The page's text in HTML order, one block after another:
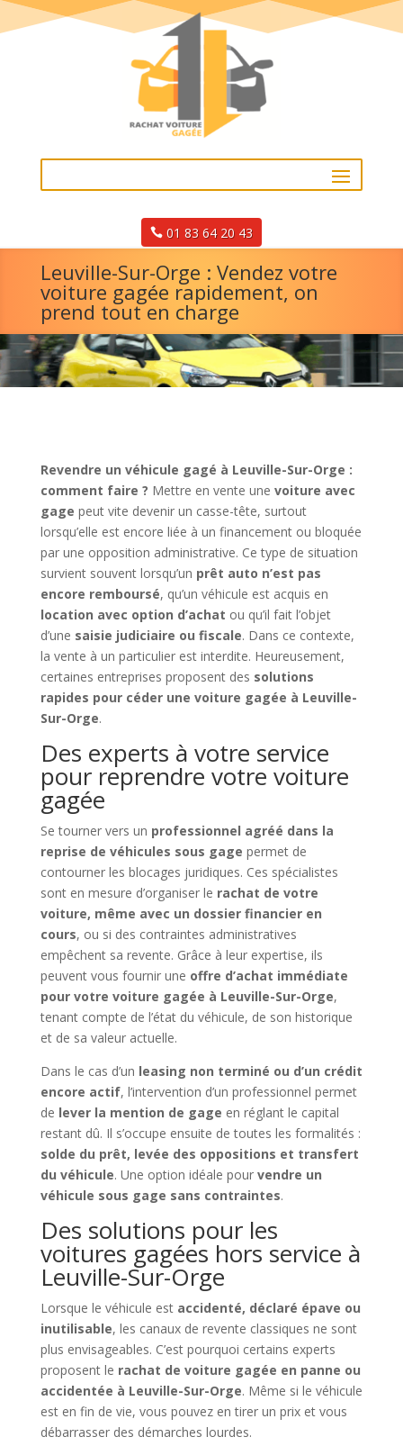
01 83 64 20 43
Leuville-Sur-Orge : Vendez votre
voiture gagée rapidement, on
prend tout en charge
Revendre un véhicule gagé à Leuville-Sur-Orge :
comment faire ? Mettre en vente une voiture avec
gage peut vite devenir un casse-tête, surtout
lorsqu’elle est encore liée à un financement ou bloquée
par une opposition administrative. Ce type de situation
survient souvent lorsqu’un prêt auto n’est pas
encore remboursé, qu’un véhicule est acquis en
location avec option d’achat ou qu’il fait l’objet
d’une saisie judiciaire ou fiscale. Dans ce contexte,
la vente à un particulier est interdite. Heureusement,
certaines entreprises proposent des solutions
rapides pour céder une voiture gagée à Leuville-
Sur-Orge.
Des experts à votre service
pour reprendre votre voiture
gagée
Se tourner vers un professionnel agréé dans la
reprise de véhicules sous gage permet de
contourner les blocages juridiques. Ces spécialistes
sont en mesure d’organiser le rachat de votre
voiture, même avec un dossier financier en
cours, ou si des contraintes administratives
empêchent sa revente. Grâce à leur expertise, ils
peuvent vous fournir une offre d’achat immédiate
pour votre voiture gagée à Leuville-Sur-Orge,
tenant compte de l’état du véhicule, de son historique
et de sa valeur actuelle.
Dans le cas d’un leasing non terminé ou d’un crédit
encore actif, l’intervention d’un professionnel permet
de lever la mention de gage en réglant le capital
restant dû. Il s’occupe ensuite de toutes les formalités :
solde du prêt, levée des oppositions et transfert
du véhicule. Une option idéale pour vendre un
véhicule sous gage sans contraintes.
Des solutions pour les
voitures gagées hors service à
Leuville-Sur-Orge
Lorsque le véhicule est accidenté, déclaré épave ou
inutilisable, les canaux de revente classiques ne sont
plus envisageables. C’est pourquoi certains experts
proposent le rachat de voiture gagée en panne ou
accidentée à Leuville-Sur-Orge. Même si le véhicule
est en fin de vie, vous pouvez en tirer un prix et vous
débarrasser des démarches lourdes.